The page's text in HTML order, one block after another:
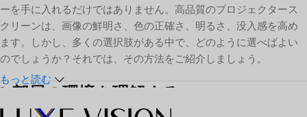
ーを手に入れるだけではありません。高品質のプロジェクタース
クリーンは、画像の鮮明さ、色の正確さ、明るさ、没入感を高め
ます。しかし、多くの選択肢がある中で、どのように選べばよい
のでしょうか？それでは、その方法をご紹介しましょう。
1. 部屋の環境を理解する
もっと読む